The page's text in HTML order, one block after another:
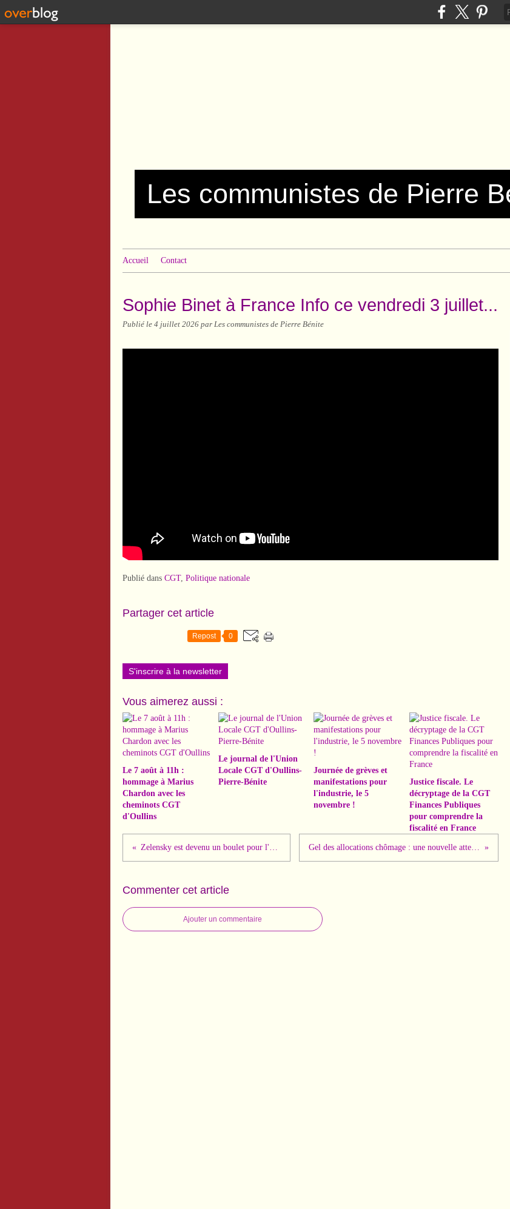
Accueil Contact
Sophie Binet à France Info ce vendredi 3 juillet...
Publié le 4 juillet 2026 par Les communistes de Pierre Bénite
Publié dans CGT, Politique nationale
Partager cet article
Repost 0
S'inscrire à la newsletter
Vous aimerez aussi :
Le 7 août à 11h :
hommage à Marius
Chardon avec les
cheminots CGT
d'Oullins
Le journal de l'Union
Locale CGT d'Oullins-
Pierre-Bénite
Journée de grèves et
manifestations pour
l'industrie, le 5
novembre !
Justice fiscale. Le
décryptage de la CGT
Finances Publiques
pour comprendre la
fiscalité en France
Commenter cet article
Ajouter un commentaire